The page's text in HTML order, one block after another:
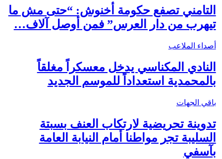
التامني تصفع حكومة أخنوش: “حتى مش ما
تيهرب من دار العرس” فمن أوصل آلاف…
أصداء الملاعب
النادي المكناسي يدخل معسكراً مغلقاً
بالمحمدية استعداداً للموسم الجديد
باقي الجهات
تدوينة تحريضية لارتكاب العنف بسبتة
السليبة تجر مواطنا أمام النيابة العامة
بآسفي